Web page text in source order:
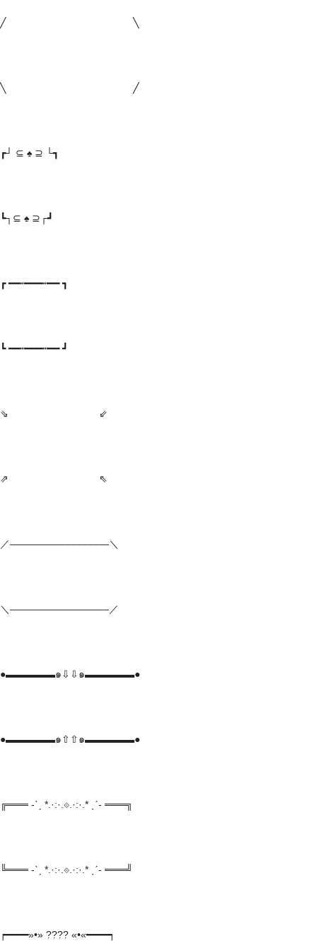
╱ ╲
╲ ╱
┏┘ ⊆ ♠ ⊇ └┓
┗┐⊆ ♠ ⊇┌┛
┏ ━━┅━━━┅━━ ┓
┗ ━━┅━━━┅━━ ┛
⇘ ⇙
⇗ ⇖
／—————–––––––—＼
＼–––––——————––／
●▬▬▬▬▬๑⇩⇩๑▬▬▬▬▬●
●▬▬▬▬▬๑⇧⇧๑▬▬▬▬▬●
╔═══ -ˋˏ *.·:·.⟐.·:·.* ˎˊ- ═══╗
╚═══ -ˋˏ *.·:·.⟐.·:·.* ˎˊ- ═══╝
┍━━━━»•» ???? «•«━━━━┑